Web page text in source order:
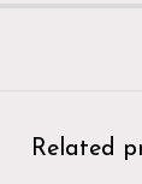
Related